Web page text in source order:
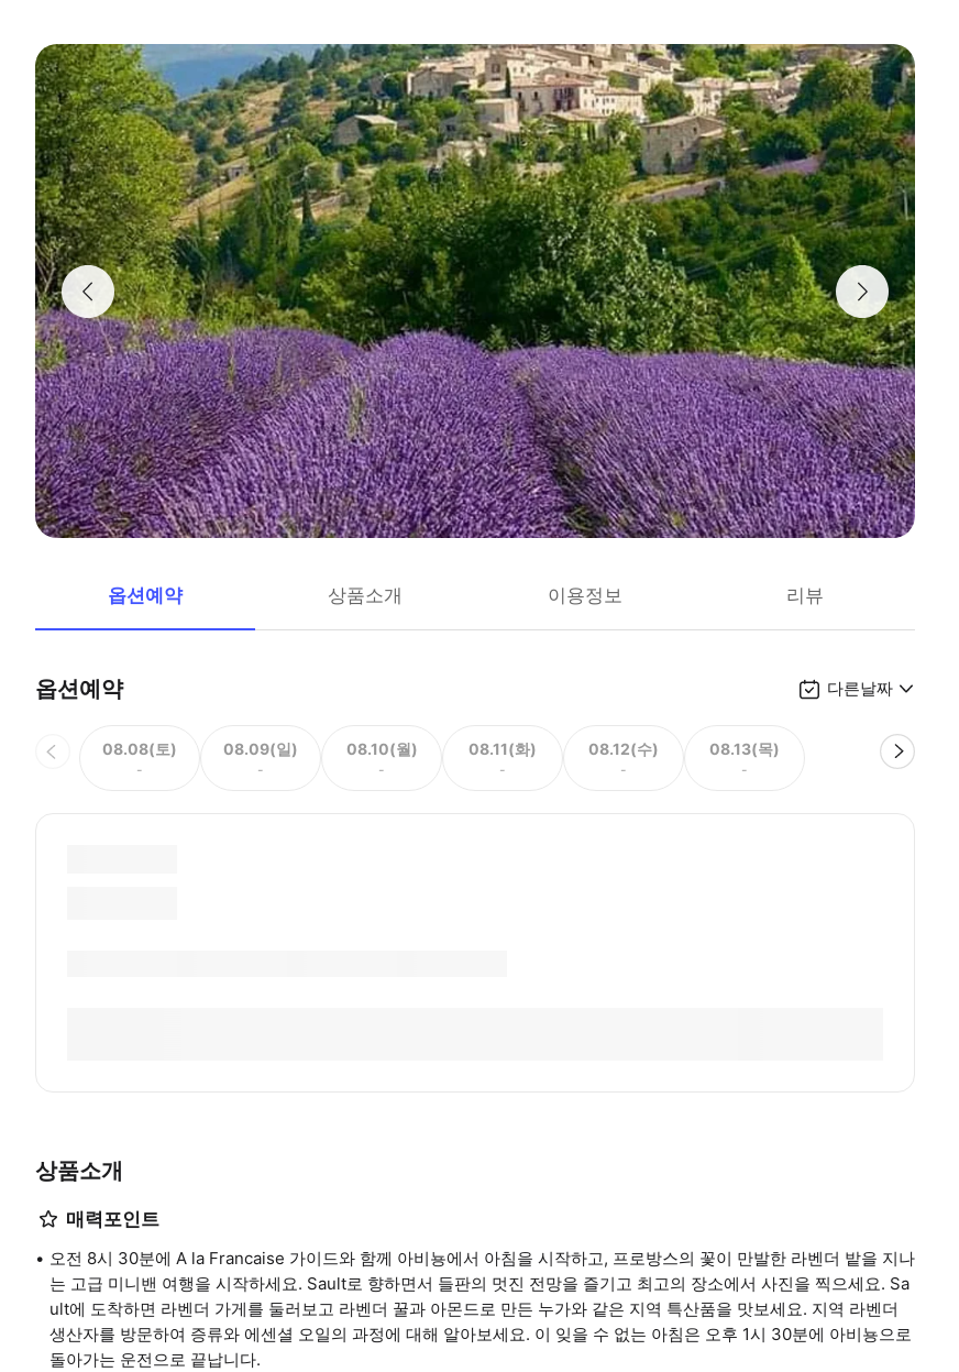
옵션예약 상품소개 이용정보 리뷰
옵션예약 다른날짜
08.08(토)
-
08.09(일)
-
08.10(월)
-
08.11(화)
-
08.12(수)
-
08.13(목)
-
상품소개
매력포인트
오전 8시 30분에 A la Francaise 가이드와 함께 아비뇽에서 아침을 시작하고, 프로방스의 꽃이 만발한 라벤더 밭을 지나
는 고급 미니밴 여행을 시작하세요. Sault로 향하면서 들판의 멋진 전망을 즐기고 최고의 장소에서 사진을 찍으세요. Sa
ult에 도착하면 라벤더 가게를 둘러보고 라벤더 꿀과 아몬드로 만든 누가와 같은 지역 특산품을 맛보세요. 지역 라벤더
생산자를 방문하여 증류와 에센셜 오일의 과정에 대해 알아보세요. 이 잊을 수 없는 아침은 오후 1시 30분에 아비뇽으로
돌아가는 운전으로 끝납니다.